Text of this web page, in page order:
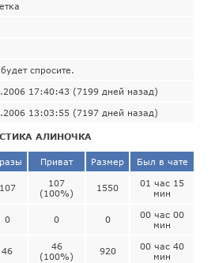
спросите.
17:40:43 (7199 дней назад)
13:03:55 (7197 дней назад)
АЛИНОЧКА
Приват Размер Был в чате
107
107
(100%)
1550
01 час 15
мин
0 0 0
00 час 00
мин
46
46
(100%)
920
00 час 40
мин